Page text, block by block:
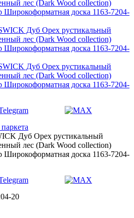
Дуб Орех рустикальный
лес (Dark Wood collection)
Широкоформатная доска 1163-7204-
20